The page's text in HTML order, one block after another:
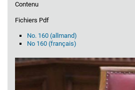
Contenu
Fichiers Pdf
No. 160 (allmand)
No 160 (français)